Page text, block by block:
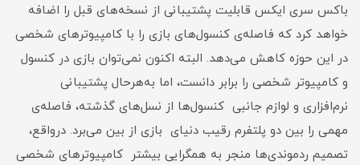
باکس سری ایکس قابلیت پشتیبانی از نسخه‌های قبل را اضافه
خواهد کرد که فاصله‌ی کنسول‌های بازی را با کامپیوترهای شخصی
در این حوزه کاهش می‌دهد. البته اکنون نمی‌توان بازی در کنسول
و کامپیوتر شخصی را برابر دانست، اما به‌هرحال پشتیبانی
نرم‌افزاری و لوازم جانبی کنسول‌ها از نسل‌های گذشته، فاصله‌ی
مهمی را بین دو پلتفرم رقیب دنیای بازی از بین می‌برد. درواقع،
تصمیم ردموندی‌ها منجر به همگرایی بیشتر کامپیوترهای شخصی